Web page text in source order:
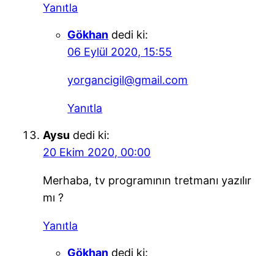
Yanıtla
Gökhan dedi ki:
06 Eylül 2020, 15:55
yorgancigil@gmail.com
Yanıtla
Aysu dedi ki:
20 Ekim 2020, 00:00
Merhaba, tv programının tretmanı yazılır
mı ?
Yanıtla
Gökhan dedi ki: